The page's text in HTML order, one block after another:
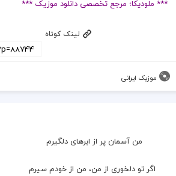
*** ملودیکا؛ مرجع تخصصی دانلود موزیک ***
لینک کوتاه
موزیک ایرانی
من آسمان پر از ابرهای دلگیرم
  اگر تو دلخوری از من، من از خودم سیرم